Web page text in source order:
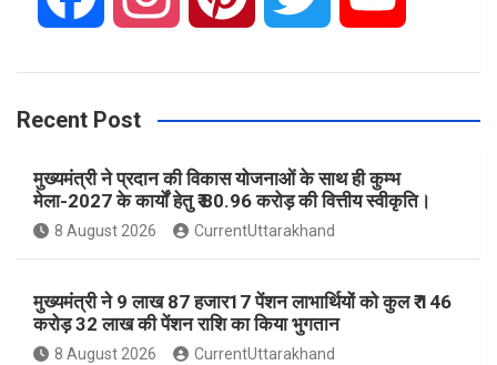
c
e
b
o
s
t
a
g
n
t
e
r
i
t
t
e
u
T
u
Recent Post
मुख्यमंत्री ने प्रदान की विकास योजनाओं के साथ ही कुम्भ
मेला-2027 के कार्यों हेतु ₹ 80.96 करोड़ की वित्तीय स्वीकृति।
8 August 2026 CurrentUttarakhand
मुख्यमंत्री ने 9 लाख 87 हजार17 पेंशन लाभार्थियों को कुल ₹ 146
करोड़ 32 लाख की पेंशन राशि का किया भुगतान
8 August 2026 CurrentUttarakhand